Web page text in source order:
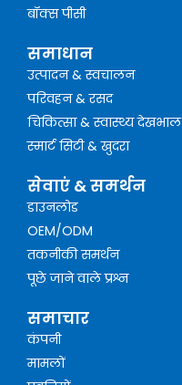
बॉक्स पीसी
समाधान
उत्पादन & स्वचालन
परिवहन & रसद
चिकित्सा & स्वास्थ्य देखभाल
स्मार्ट सिटी & खुदरा
सेवाएं & समर्थन
डाउनलोड
OEM/ODM
तकनीकी समर्थन
पूछे जाने वाले प्रश्न
समाचार
कंपनी
मामलों